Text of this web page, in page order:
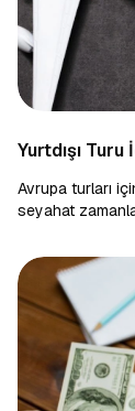
Yurtdışı
Avrupa turları
seyahat